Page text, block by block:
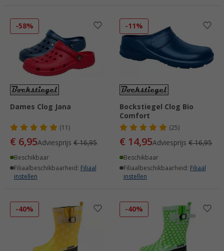
-58%
Dames Clog Jana
(11)
€ 6,95Adviesprijs € 16,95
Beschikbaar
Filiaalbeschikbaarheid: Filiaal
instellen
-11%
Bockstiegel Clog Bio
Comfort
(25)
€ 14,95Adviesprijs € 16,95
Beschikbaar
Filiaalbeschikbaarheid: Filiaal
instellen
-40% -40%